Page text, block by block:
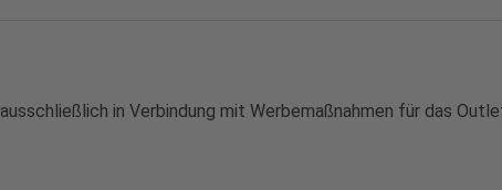
in Verbindung mit Werbemaßnahmen für das